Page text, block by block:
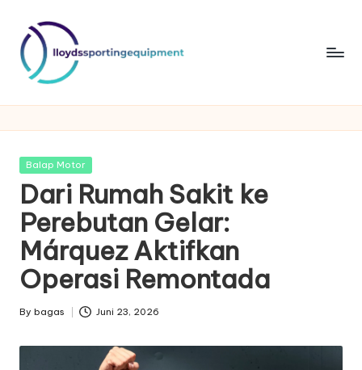
content
ll
o
y
d
s
s
p
o
rt
in
Posted
Balap Motor
Dari Rumah Sakit ke
Perebutan Gelar:
Márquez Aktifkan
Operasi Remontada
Posted
By bagas Juni 23, 2026